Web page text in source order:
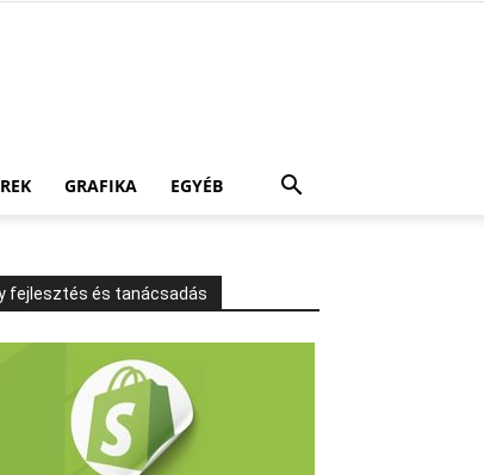
GRAFIKA EGYÉB
fejlesztés és tanácsadás